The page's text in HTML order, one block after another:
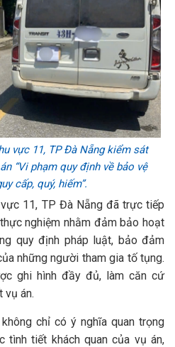
vực 11, TP Đà Nẵng kiểm sát
“Vi phạm quy định về bảo vệ
cấp, quý, hiếm”.
11, TP Đà Nẵng đã trực tiếp
nghiệm nhằm đảm bảo hoạt
quy định pháp luật, bảo đảm
những người tham gia tố tụng.
ghi hình đầy đủ, làm căn cứ
vụ án.
chỉ có ý nghĩa quan trọng
tình tiết khách quan của vụ án,